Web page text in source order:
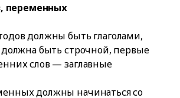
переменных
должны быть глаголами,
должна быть строчной, первые
слов — заглавные
должны начинаться со